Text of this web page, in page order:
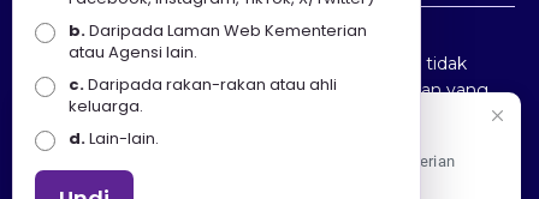
Penafian : Kerajaan Malaysia dan Kementerian
Pelancongan Seni dan Budaya (MOTAC) adalah tidak
bertanggungjawab atas kehilangan atau kerugian yang
disebabkan oleh penggunaan mana-mana maklumat
yang diperolehi dari portal ini.
b.Daripada Laman Web Kementerian
atau Agensi lain.
c.Daripada rakan-rakan atau ahli
keluarga.
d.Lain-lain.
Apa Khabar! Selamat datang ke Portal Rasmi Kementerian
Pelancongan, Seni dan Budaya